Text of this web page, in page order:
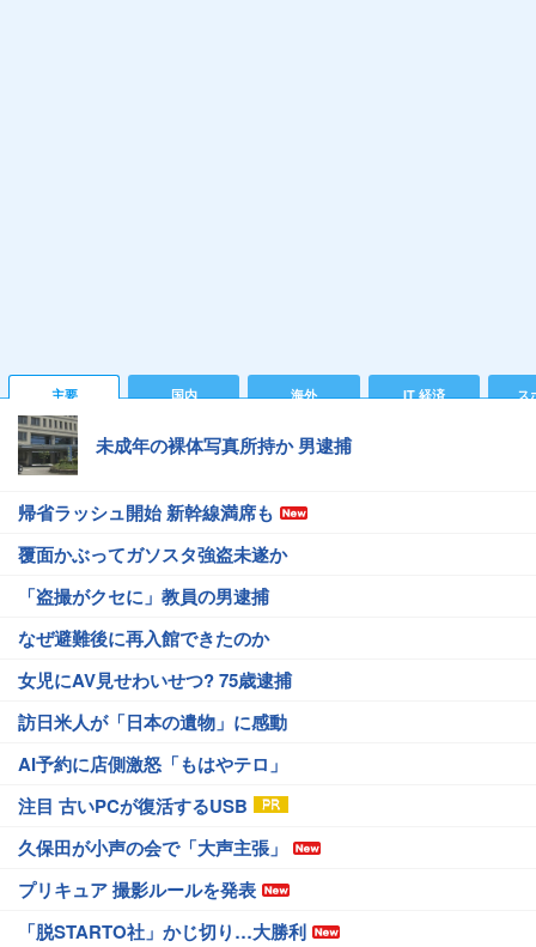
主要 国内 海外 IT 経済 ス
未成年の裸体写真所持か 男逮捕
帰省ラッシュ開始 新幹線満席も
覆面かぶってガソスタ強盗未遂か
「盗撮がクセに」教員の男逮捕
なぜ避難後に再入館できたのか
女児にAV見せわいせつ? 75歳逮捕
訪日米人が「日本の遺物」に感動
AI予約に店側激怒「もはやテロ」
注目 古いPCが復活するUSB
久保田が小声の会で「大声主張」
プリキュア 撮影ルールを発表
「脱STARTO社」かじ切り…大勝利